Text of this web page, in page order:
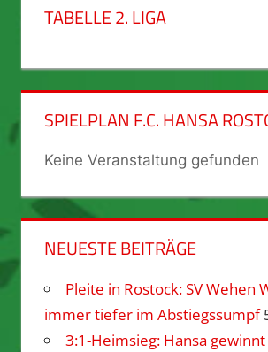
TABELLE 2. LIGA
SPIELPLAN F.C. HANSA
Keine Veranstaltung gefunden
NEUESTE BEITRÄGE
Pleite in Rostock: SV Wehen
immer tiefer im Abstiegssumpf
3:1-Heimsieg: Hansa